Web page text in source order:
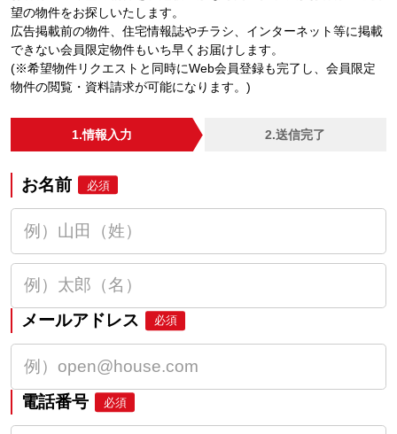
望の物件をお探しいたします。
広告掲載前の物件、住宅情報誌やチラシ、インターネット等に掲載
できない会員限定物件もいち早くお届けします。
(※希望物件リクエストと同時にWeb会員登録も完了し、会員限定
物件の閲覧・資料請求が可能になります。)
1.情報入力 2.送信完了
お名前 必須
メールアドレス 必須
電話番号 必須